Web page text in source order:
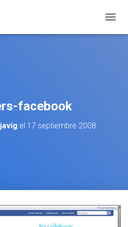
facebook
el 17 septiembre 2008